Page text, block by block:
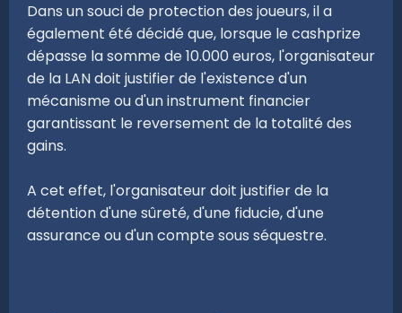
Dans un souci de protection des joueurs, il a
également été décidé que, lorsque le cashprize
dépasse la somme de 10.000 euros, l'organisateur
de la LAN doit justifier de l'existence d'un
mécanisme ou d'un instrument financier
garantissant le reversement de la totalité des
gains.
A cet effet, l'organisateur doit justifier de la
détention d'une sûreté, d'une fiducie, d'une
assurance ou d'un compte sous séquestre.